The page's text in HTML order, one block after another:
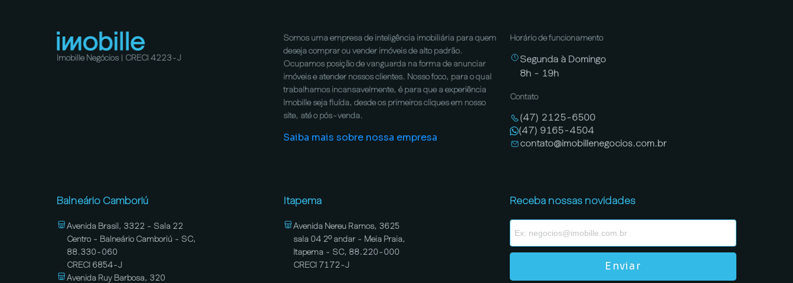
Imobille Negócios | CRECI 4223-J
Somos uma empresa de inteligência imobiliária para quem
deseja comprar ou vender imóveis de alto padrão.
Ocupamos posição de vanguarda na forma de anunciar
imóveis e atender nossos clientes. Nosso foco, para o qual
trabalhamos incansavelmente, é para que a experiência
Imobille seja fluída, desde os primeiros cliques em nosso
site, até o pós-venda.
Saiba mais sobre nossa empresa
Horário de funcionamento
Segunda à Domingo
8h - 19h
Contato
(47) 2125-6500
(47) 9165-4504
contato@imobillenegocios.com.br
Balneário Camboriú
Avenida Brasil, 3322 - Sala 22
Centro - Balneário Camboriú - SC,
88.330-060
CRECI 6854-J
Avenida Ruy Barbosa, 320
Itapema
Avenida Nereu Ramos, 3625
sala 04 2º andar - Meia Praia,
Itapema - SC, 88.220-000
CRECI 7172-J
Receba nossas novidades
Enviar